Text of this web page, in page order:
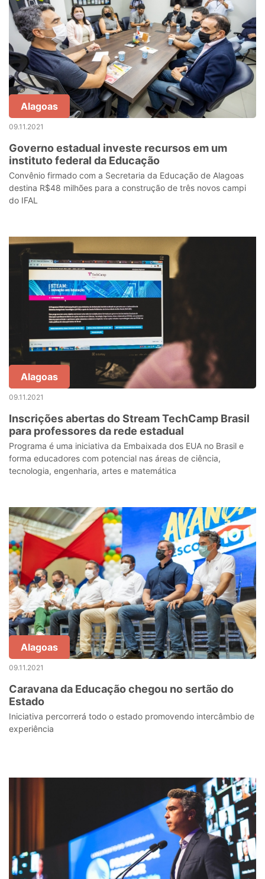
Alagoas
09.11.2021
Governo estadual investe recursos em um
instituto federal da Educação
Convênio firmado com a Secretaria da Educação de Alagoas
destina R$48 milhões para a construção de três novos campi
do IFAL
Alagoas
09.11.2021
Inscrições abertas do Stream TechCamp Brasil
para professores da rede estadual
Programa é uma iniciativa da Embaixada dos EUA no Brasil e
forma educadores com potencial nas áreas de ciência,
tecnologia, engenharia, artes e matemática
Alagoas
09.11.2021
Caravana da Educação chegou no sertão do
Estado
Iniciativa percorrerá todo o estado promovendo intercâmbio de
experiência